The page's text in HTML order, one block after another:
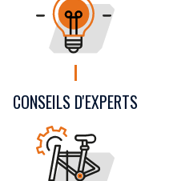
CONSEILS D'EXPERTS